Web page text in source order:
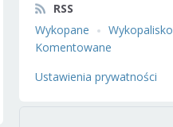
RSS
Wykopane
Wykopalisko
Komentowane
Ustawienia prywatności